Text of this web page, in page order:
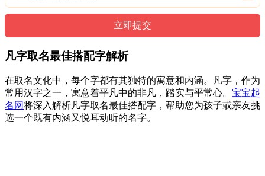
凡字取名最佳搭配字解析
在取名文化中，每个字都有其独特的寓意和内涵。凡字，作为
常用汉字之一，寓意着平凡中的非凡，踏实与平常心。 宝宝起
名网将深入解析凡字取名最佳搭配字，帮助您为孩子或亲友挑
选一个既有内涵又悦耳动听的名字。